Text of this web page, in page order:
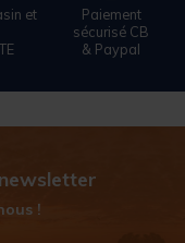
et
Paiement
sécurisé CB
& Paypal
!